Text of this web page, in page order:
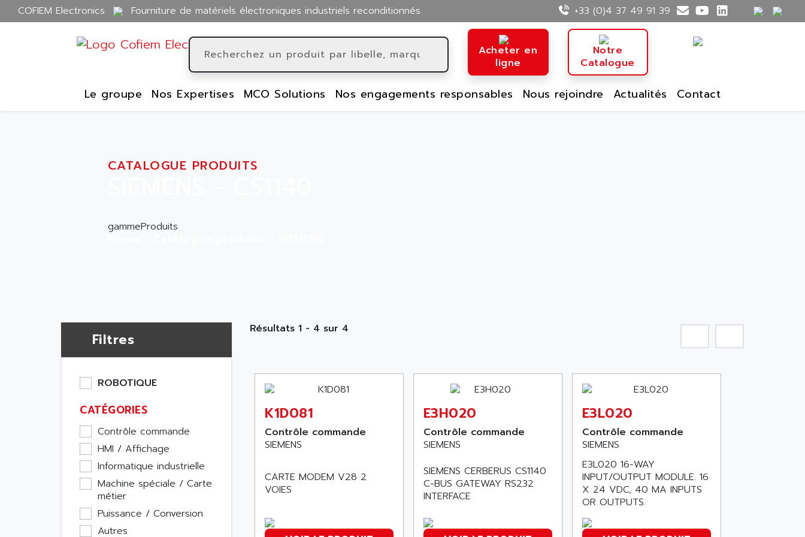
COFIEM Electronics Fourniture de matériels électroniques industriels reconditionnés +33 (0)4 37 49 91 39
Acheter en
ligne
Notre
Catalogue
Le groupe Nos Expertises MCO Solutions Nos engagements responsables Nous rejoindre Actualités Contact
CATALOGUE PRODUITS
gammeProduits
Filtres
ROBOTIQUE
CATÉGORIES
Contrôle commande
HMI / Affichage
Informatique industrielle
Machine spéciale / Carte
métier
Puissance / Conversion
Autres
Résultats 1 - 4 sur 4
K1D081
Contrôle commande
SIEMENS
CARTE MODEM V28 2
VOIES
E3H020
Contrôle commande
SIEMENS
SIEMENS CERBERUS CS1140
C-BUS GATEWAY RS232
INTERFACE
E3L020
Contrôle commande
SIEMENS
E3L020 16-WAY
INPUT/OUTPUT MODULE. 16
X 24 VDC, 40 MA INPUTS
OR OUTPUTS.